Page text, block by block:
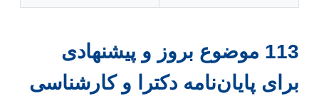
113 موضوع بروز و پیشنهادی
برای پایان‌نامه دکترا و کارشناسی